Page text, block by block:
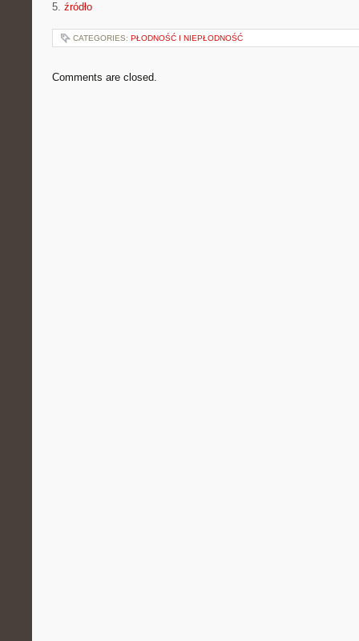
5. źródło
CATEGORIES: PŁODNOŚĆ I NIEPŁODNOŚĆ
Comments are closed.